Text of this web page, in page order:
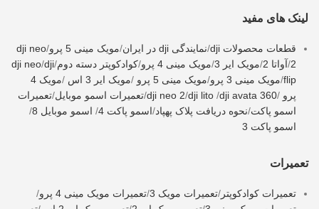
لینک های مفید
قطعات محصولات dji /نمایندگی dji در ایران /مویک مینی 5 پرو /
dji neo
2
/آواتا 2 /مویک ایر 3 /مویک مینی 4 پرو /کوادکوپتر دسته دوم/
dji neo/dji
flip
/مویک مینی 3 پرو /مویک مینی 5 پرو /مویک ایر 3 اس /
مویک 4
پرو /
dji neo 2/dji lito /dji avata 360
/تعمیرات اسمو موبایل/تعمیرات
اسمو پاکت/نحوه دریافت پلاک پهپاد/اسمو پاکت 4 / اسمو موبایل 8
/
اسمو پاکت 3
تعمیرات
تعمیرات کوادکوپتر /تعمیرات مویک 3 /تعمیرات مویک مینی 4 پرو
/